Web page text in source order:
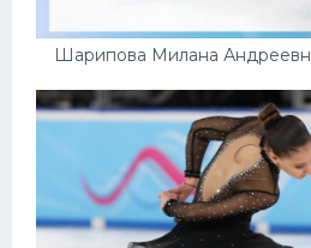
Шарипова Милана